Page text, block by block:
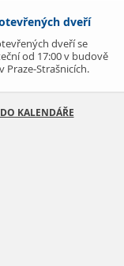
dveří
dveří se
od 17:00 v budově
Praze-Strašnicích.
KALENDÁŘE